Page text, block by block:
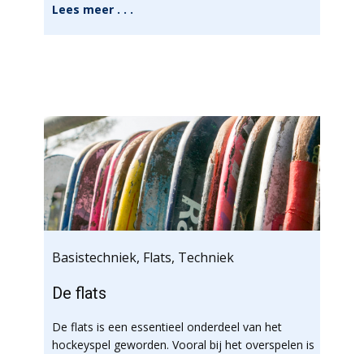
Lees meer . . .
Basistechniek, Flats, Techniek
De flats
De flats is een essentieel onderdeel van het
hockeyspel geworden. Vooral bij het overspelen is